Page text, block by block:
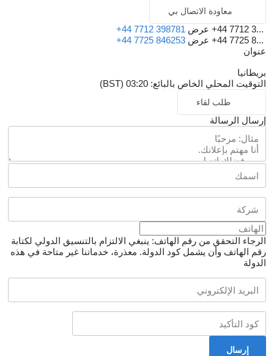
معاودة الاتصال بي
+44 7712 3... عرض +44 7712 398781
+44 7725 8... عرض +44 7725 846253
عنوان
بريطانيا
التوقيت المحلي الخاص بالبائع: 03:20 (BST)
طلب لقاء
إرسال الرسالة
الرجاء التحقق من رقم الهاتف: ينبغي الالتزام بالتنسيق الدولي لكتابة
رقم الهاتف وأن يشمل كود الدولة. معذرة، خدماتنا غير متاحة في هذه
الدولة